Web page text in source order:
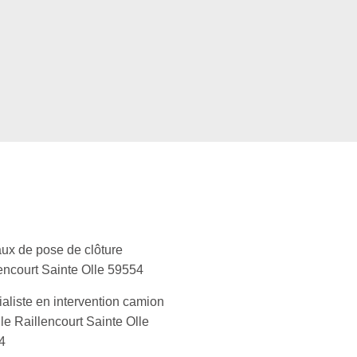
de pose de clôture
Sainte Olle 59554
en intervention camion
Raillencourt Sainte Olle